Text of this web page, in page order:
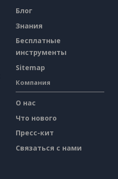
Блог
Знания
Бесплатные
инструменты
Sitemap
Компания
О нас
Что нового
Пресс-кит
Связаться с нами